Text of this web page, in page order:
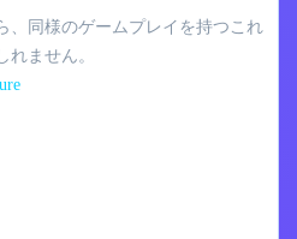
、同様のゲームプレイを持つこれ
れません。